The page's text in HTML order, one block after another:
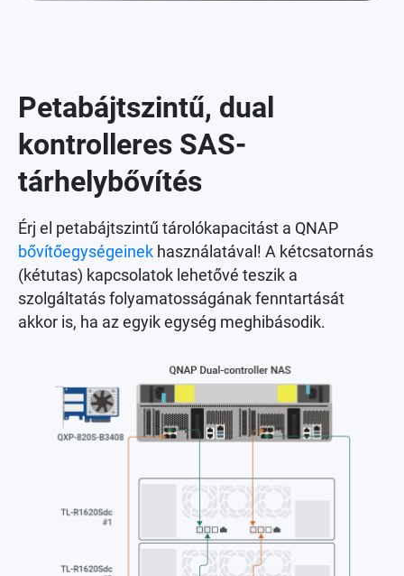
Petabájtszintű, dual
kontrolleres SAS-
tárhelybővítés
Érj el petabájtszintű tárolókapacitást a QNAP
bővítőegységeinek használatával! A kétcsatornás
(kétutas) kapcsolatok lehetővé teszik a
szolgáltatás folyamatosságának fenntartását
akkor is, ha az egyik egység meghibásodik.